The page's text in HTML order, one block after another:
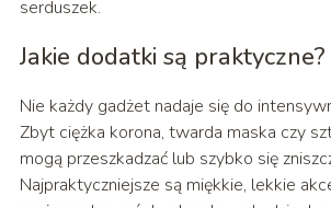
serduszek.
Jakie dodatki są praktyczne?
Nie każdy gadżet nadaje się do
Zbyt ciężka korona, twarda maska czy
mogą przeszkadzać lub szybko się
Najpraktyczniejsze są miękkie, lekkie